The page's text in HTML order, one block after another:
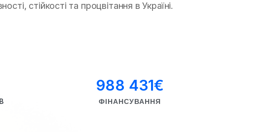
стійкості та процвітання в Україні.
ФІНАНСУВАННЯ
988 431€